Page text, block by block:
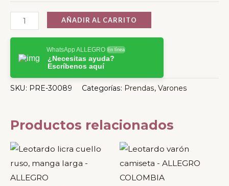
AÑADIR AL CARRITO
WhatsApp ALLEGRO En línea
¿Necesitas ayuda?
Escríbenos aquí
SKU: PRE-30089 Categorías: Prendas, Varones
Productos relacionados
Este
producto
tiene
Este
producto
tiene